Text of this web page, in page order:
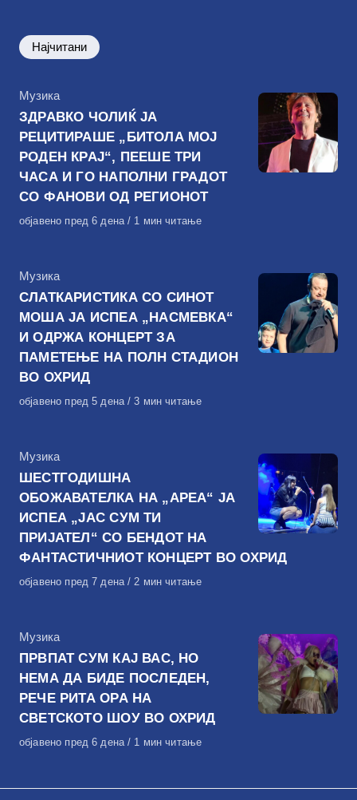
Најчитани
КАтегорија
Музика
ЗДРАВКО ЧОЛИЌ ЈА
РЕЦИТИРАШЕ „БИТОЛА МОЈ
РОДЕН КРАЈ“, ПЕЕШЕ ТРИ
ЧАСА И ГО НАПОЛНИ ГРАДОТ
СО ФАНОВИ ОД РЕГИОНОТ
Објавено
објавено пред 6 дена 1 мин читање
КАтегорија
Музика
СЛАТКАРИСТИКА СО СИНОТ
МОША ЈА ИСПЕА „НАСМЕВКА“
И ОДРЖА КОНЦЕРТ ЗА
ПАМЕТЕЊЕ НА ПОЛН СТАДИОН
ВО ОХРИД
Објавено
објавено пред 5 дена 3 мин читање
КАтегорија
Музика
ШЕСТГОДИШНА
ОБОЖАВАТЕЛКА НА „АРЕА“ ЈА
ИСПЕА „ЈАС СУМ ТИ
ПРИЈАТЕЛ“ СО БЕНДОТ НА
ФАНТАСТИЧНИОТ КОНЦЕРТ ВО ОХРИД
Објавено
објавено пред 7 дена 2 мин читање
КАтегорија
Музика
ПРВПАТ СУМ КАЈ ВАС, НО
НЕМА ДА БИДЕ ПОСЛЕДЕН,
РЕЧЕ РИТА ОРА НА
СВЕТСКОТО ШОУ ВО ОХРИД
Објавено
објавено пред 6 дена 1 мин читање